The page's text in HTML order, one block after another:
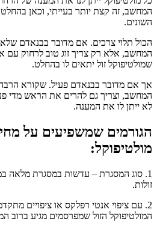
המחשב, זה קצת יותר בעייתי, וכאן בהחלט
השונים.
הכול תלוי צרכים. אם מדובר בבנאדם
המחשב, אלא רק צריך זוג טוב לרחוק עם
שמולטיפוקל זול יתאים לו בהחלט.
אך אם מדובר בבנאדם פעיל. שקורא
המחשב, וצריך גם להרים את הראש מדי
לא ייתן לו את המענה.
הגורמים שמשפיעים על
מולטיפוקל:
1. סוג המסגרת – עדשות במסגרת מלאה
זולות.
2. עם ציפוי אנטי רפלקס או ציפויים
המולטיפוקל הזול שמפרסמים מגיע ברוב